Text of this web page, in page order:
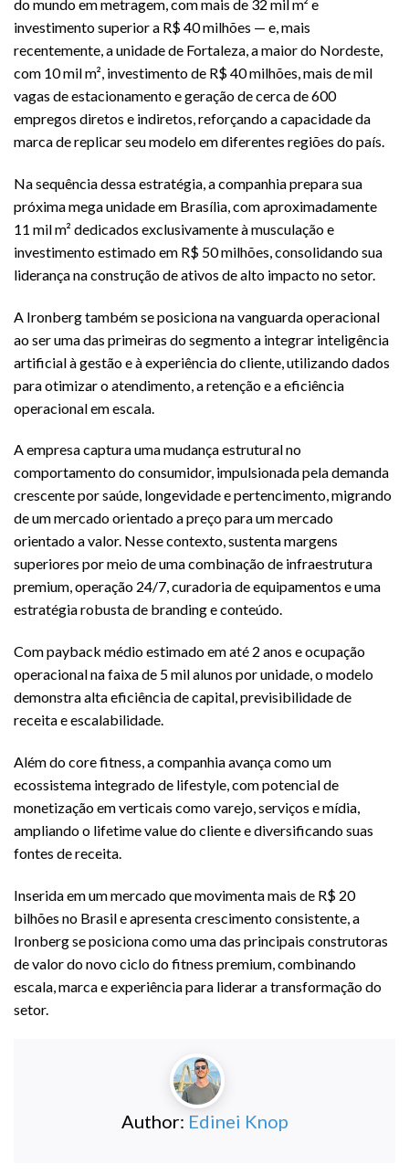
do mundo em metragem, com mais de 32 mil m² e
investimento superior a R$ 40 milhões — e, mais
recentemente, a unidade de Fortaleza, a maior do Nordeste,
com 10 mil m², investimento de R$ 40 milhões, mais de mil
vagas de estacionamento e geração de cerca de 600
empregos diretos e indiretos, reforçando a capacidade da
marca de replicar seu modelo em diferentes regiões do país.
Na sequência dessa estratégia, a companhia prepara sua
próxima mega unidade em Brasília, com aproximadamente
11 mil m² dedicados exclusivamente à musculação e
investimento estimado em R$ 50 milhões, consolidando sua
liderança na construção de ativos de alto impacto no setor.
A Ironberg também se posiciona na vanguarda operacional
ao ser uma das primeiras do segmento a integrar inteligência
artificial à gestão e à experiência do cliente, utilizando dados
para otimizar o atendimento, a retenção e a eficiência
operacional em escala.
A empresa captura uma mudança estrutural no
comportamento do consumidor, impulsionada pela demanda
crescente por saúde, longevidade e pertencimento, migrando
de um mercado orientado a preço para um mercado
orientado a valor. Nesse contexto, sustenta margens
superiores por meio de uma combinação de infraestrutura
premium, operação 24/7, curadoria de equipamentos e uma
estratégia robusta de branding e conteúdo.
Com payback médio estimado em até 2 anos e ocupação
operacional na faixa de 5 mil alunos por unidade, o modelo
demonstra alta eficiência de capital, previsibilidade de
receita e escalabilidade.
Além do core fitness, a companhia avança como um
ecossistema integrado de lifestyle, com potencial de
monetização em verticais como varejo, serviços e mídia,
ampliando o lifetime value do cliente e diversificando suas
fontes de receita.
Inserida em um mercado que movimenta mais de R$ 20
bilhões no Brasil e apresenta crescimento consistente, a
Ironberg se posiciona como uma das principais construtoras
de valor do novo ciclo do fitness premium, combinando
escala, marca e experiência para liderar a transformação do
setor.
Author: Edinei Knop